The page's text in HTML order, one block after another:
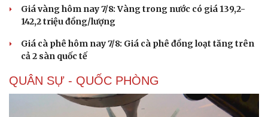
Giá vàng hôm nay 7/8: Vàng trong nước có giá 139,2-
142,2 triệu đồng/lượng
Giá cà phê hôm nay 7/8: Giá cà phê đồng loạt tăng trên
cả 2 sàn quốc tế
QUÂN SỰ - QUỐC PHÒNG